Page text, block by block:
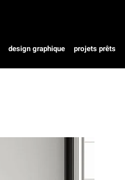
design graphique projets prêts